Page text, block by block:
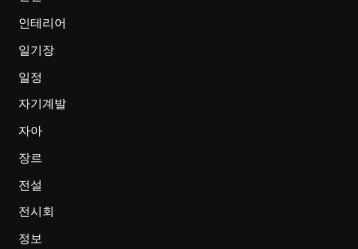
인테리어
일기장
일정
자기계발
자아
장르
전설
전시회
정보